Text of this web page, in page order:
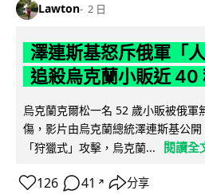
Lawton 2 日
澤連斯基怒斥俄軍「
追殺烏克蘭小販近 40
烏克蘭克爾松一名 52 歲小販被俄軍
傷，影片由烏克蘭總統澤連斯基公
「狩獵式」攻擊，烏克蘭...
閱讀全
126 41 ↗ 分享